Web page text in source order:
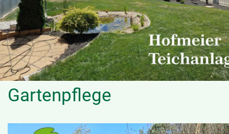
Leistungen
Referenzen
Jobangebote
Gartenpflege